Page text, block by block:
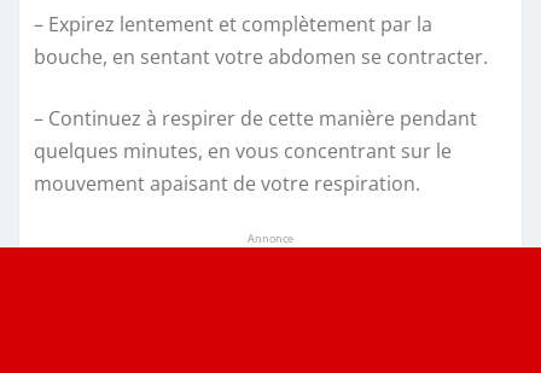
– Expirez lentement et complètement par la
bouche, en sentant votre abdomen se contracter.
– Continuez à respirer de cette manière pendant
quelques minutes, en vous concentrant sur le
mouvement apaisant de votre respiration.
Annonce